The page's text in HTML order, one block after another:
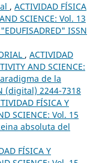
, ACTIVIDAD FÍSICA
SCIENCE: Vol. 13
ISSN
, ACTIVIDAD
AND SCIENCE:
de la
(digital) 2244-7318
FÍSICA Y
SCIENCE: Vol. 15
absoluta del
FÍSICA Y